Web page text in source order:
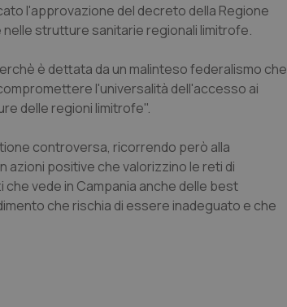
l'approvazione del decreto della Regione
strutture sanitarie regionali limitrofe.
è dettata da un malinteso federalismo che
l'universalità dell'accesso ai
delle regioni limitrofe".
controversa, ricorrendo però alla
azioni positive che valorizzino le reti di
vede in Campania anche delle best
che rischia di essere inadeguato e che